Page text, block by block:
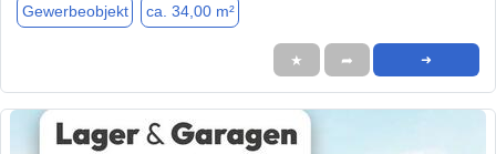
Gewerbeobjekt ca. 34,00 m²
★ ➦ ➜